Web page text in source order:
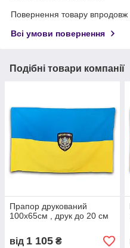
Повернення товару впродовж
Всі умови повернення
Подібні товари компанії
Прапор друкований
100х65см , друк до 20 см
від 1 105 ₴